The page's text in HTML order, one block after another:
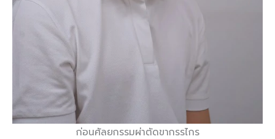
ก่อนศัลยกรรมผ่าตัดขากรรไกร